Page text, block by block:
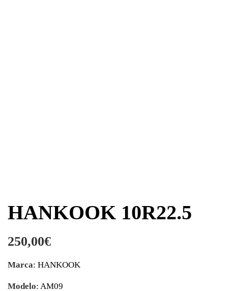
HANKOOK 10R22.5
250,00€
Marca: HANKOOK
Modelo: AM09